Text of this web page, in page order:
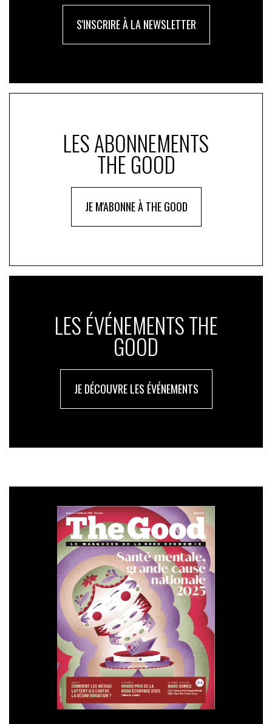
S'INSCRIRE À LA NEWSLETTER
LES ABONNEMENTS
THE GOOD
JE M'ABONNE À THE GOOD
LES ÉVÉNEMENTS THE
GOOD
JE DÉCOUVRE LES ÉVÉNEMENTS